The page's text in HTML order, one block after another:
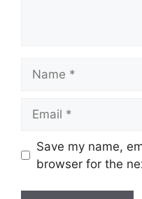
Website
Save my name,
browser for the